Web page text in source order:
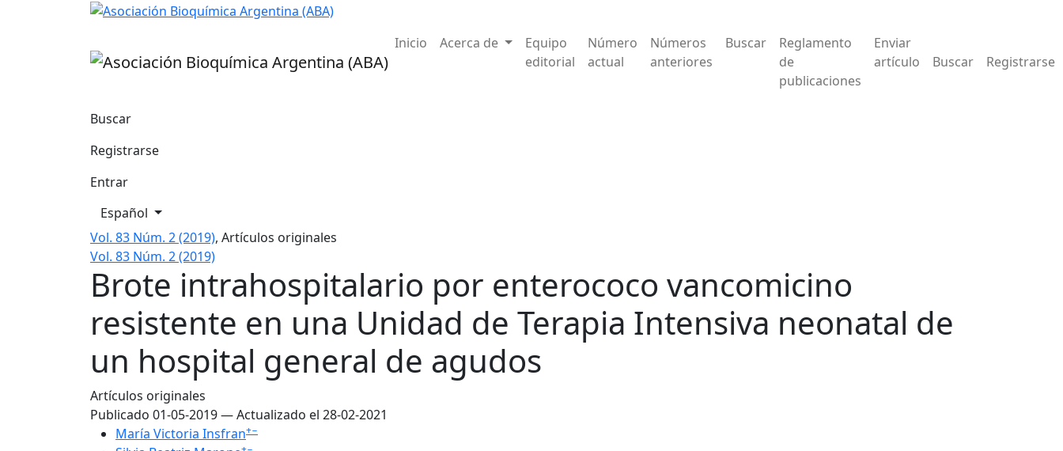
Brote intrahospitalario por enterococo vancomicino resistente en una Unidad de Terapia Intensiva neonatal de un hospital general de agudos
Inicio
Acerca de
Equipo
editorial
Número
actual
Números
anteriores
Buscar
Reglamento
de
publicaciones
Enviar
artículo
Buscar Registrarse
Buscar
Registrarse
Entrar
Cambiar el idioma. El actual es:
Español
Vol. 83 Núm. 2 (2019), Artículos originales
Vol. 83 Núm. 2 (2019)
Brote intrahospitalario por enterococo vancomicino
resistente en una Unidad de Terapia Intensiva neonatal de
un hospital general de agudos
Artículos originales
Publicado 01-05-2019 — Actualizado el 28-02-2021
María Victoria Insfran+−